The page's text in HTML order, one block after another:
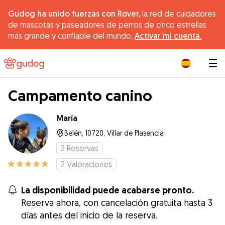
Gudog ha unido fuerzas con Rover, la red de cuidadores
de mascotas y paseadores de perros de cinco estrellas
más grande y confiable del mundo. Activar mi cuenta.
Campamento canino
María
Belén, 10720, Villar de Plasencia
2 Reservas
2 Valoraciones
La disponibilidad puede acabarse pronto.
Reserva ahora, con cancelación gratuita hasta 3
días antes del inicio de la reserva.